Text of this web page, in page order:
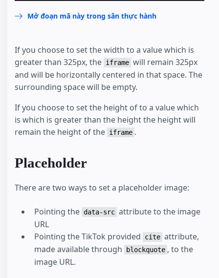
Mở đoạn mã này trong sân thực hành
If you choose to set the width to a value which is
greater than 325px, the iframe will remain 325px
and will be horizontally centered in that space. The
surrounding space will be empty.
If you choose to set the height of to a value which
is which is greater than the height the height will
remain the height of the iframe .
Placeholder
There are two ways to set a placeholder image:
Pointing the data-src attribute to the image
URL
Pointing the TikTok provided
cite attribute,
made available through
blockquote , to the
image URL.